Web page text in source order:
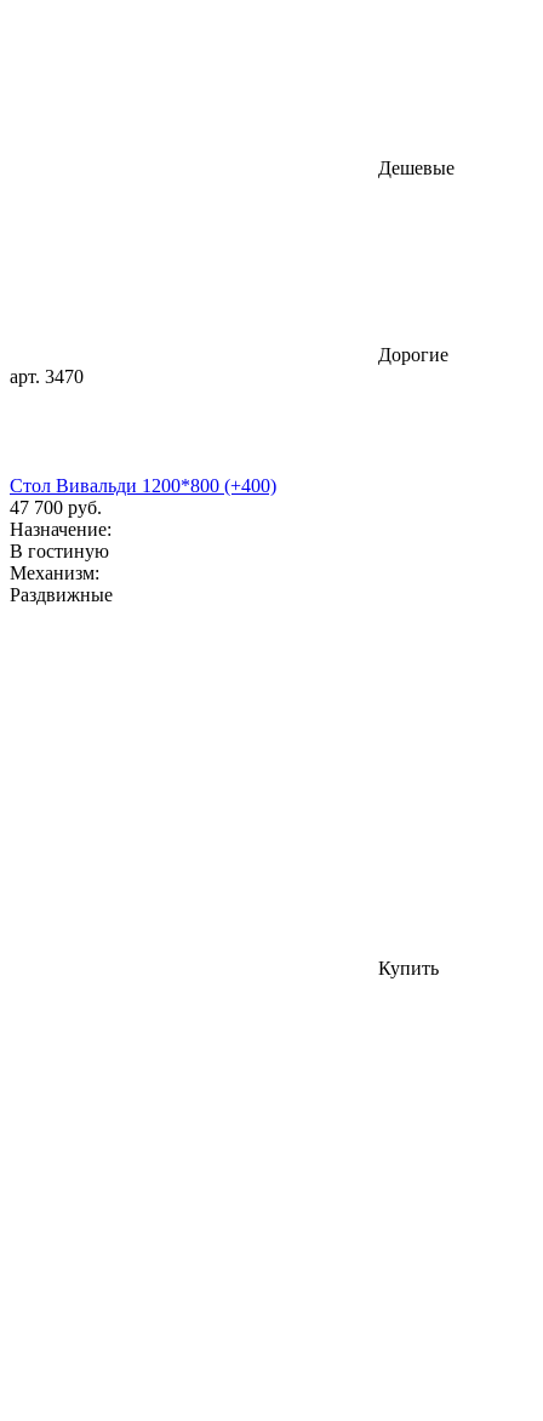
Дешевые
Дорогие
арт. 3470
Стол Вивальди 1200*800 (+400)
47 700 руб.
Назначение:
В гостиную
Механизм:
Раздвижные
Купить